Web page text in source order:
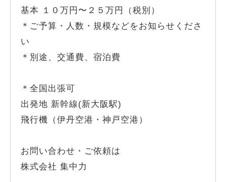
基本 １０万円〜２５万円（税別）
＊ご予算・人数・規模などをお知らせくださ
い
＊別途、交通費、宿泊費
＊全国出張可
出発地 新幹線(新大阪駅)
飛行機（伊丹空港・神戸空港）
お問い合わせ・ご依頼は
株式会社 集中力